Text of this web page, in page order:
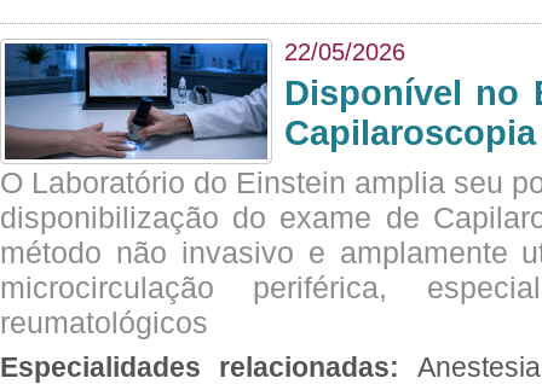
22/05/2026
Disponível no
O Laboratório do Einstein amplia seu
disponibilização do exame de
método não invasivo e amplamente
microcirculação periférica,
reumatológicos
Especialidades relacionadas: